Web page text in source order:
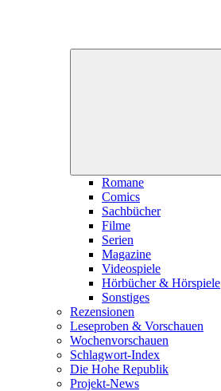
Romane
Comics
Sachbücher
Filme
Serien
Magazine
Videospiele
Hörbücher & Hörspiele
Sonstiges
Rezensionen
Leseproben & Vorschauen
Wochenvorschauen
Schlagwort-Index
Die Hohe Republik
Projekt-News